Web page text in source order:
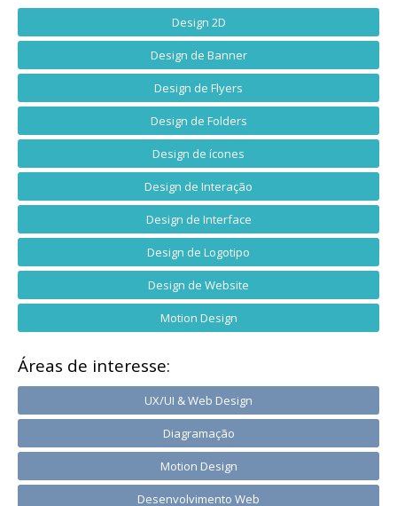
Design 2D
Design de Banner
Design de Flyers
Design de Folders
Design de ícones
Design de Interação
Design de Interface
Design de Logotipo
Design de Website
Motion Design
Áreas de interesse:
UX/UI & Web Design
Diagramação
Motion Design
Desenvolvimento Web